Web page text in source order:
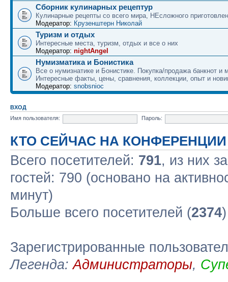
Сборник кулинарных рецептур
Кулинарные рецепты со всего мира, НЕсложного
Модератор: Крузенштерн Николай
Туризм и отдых
Интересные места, туризм, отдых и все о них
Модератор: nightAngel
Нумизматика и Бонистика
Все о нумизнатике и Бонистике. Покупка/продажа банкнот и
Интересные факты, цены, сравнения, коллекции, опыт и
Модератор: snobsnioc
ВХОД
Имя пользователя:
Пароль:
КТО СЕЙЧАС НА КОНФЕРЕНЦИИ
Всего посетителей: 791, из них
гостей: 790 (основано на
минут)
Больше всего посетителей (2374
Зарегистрированные
Легенда:Администраторы,